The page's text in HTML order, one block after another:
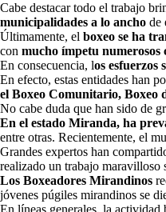
Cabe destacar todo el trabajo
municipalidades a lo ancho de
Últimamente, el boxeo se ha
con mucho ímpetu numerosos
En consecuencia, los esfuerzos
En efecto, estas entidades han
el Boxeo Comunitario, Boxeo
No cabe duda que han sido de
En el estado Miranda, ha
entre otras. Recientemente, el
Grandes expertos han
realizado un trabajo maravilloso
Los Boxeadores Mirandinos
jóvenes púgiles mirandinos se
En líneas generales, la actividad